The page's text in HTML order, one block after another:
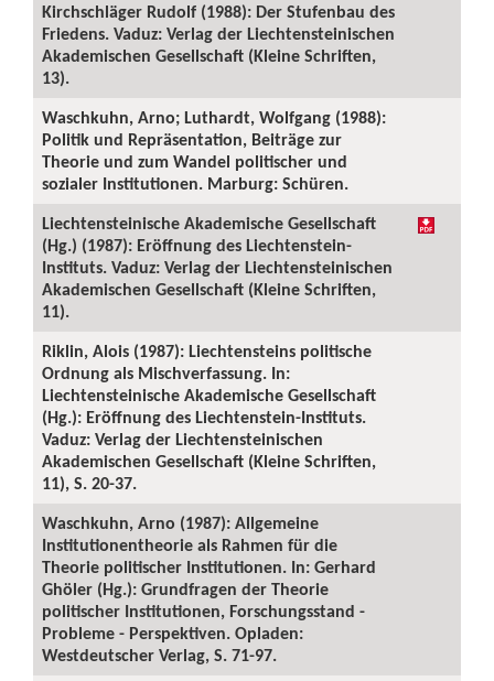
Kirchschläger Rudolf (1988): Der Stufenbau des
Friedens. Vaduz: Verlag der Liechtensteinischen
Akademischen Gesellschaft (Kleine Schriften,
13).
Waschkuhn, Arno; Luthardt, Wolfgang (1988):
Politik und Repräsentation, Beiträge zur
Theorie und zum Wandel politischer und
sozialer Institutionen. Marburg: Schüren.
Liechtensteinische Akademische Gesellschaft
(Hg.) (1987): Eröffnung des Liechtenstein-
Instituts. Vaduz: Verlag der Liechtensteinischen
Akademischen Gesellschaft (Kleine Schriften,
11).
Riklin, Alois (1987): Liechtensteins politische
Ordnung als Mischverfassung. In:
Liechtensteinische Akademische Gesellschaft
(Hg.): Eröffnung des Liechtenstein-Instituts.
Vaduz: Verlag der Liechtensteinischen
Akademischen Gesellschaft (Kleine Schriften,
11), S. 20-37.
Waschkuhn, Arno (1987): Allgemeine
Institutionentheorie als Rahmen für die
Theorie politischer Institutionen. In: Gerhard
Ghöler (Hg.): Grundfragen der Theorie
politischer Institutionen, Forschungsstand -
Probleme - Perspektiven. Opladen:
Westdeutscher Verlag, S. 71-97.